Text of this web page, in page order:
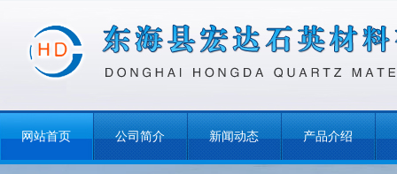
网站首页 公司简介 新闻动态 产品介绍